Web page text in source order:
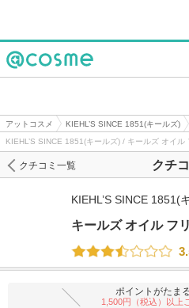
アットコスメ KIEHL’S SINCE 1851(キールズ)
KIEHL’S SINCE 1851(キールズ) / キールズ オイル
クチ
クチコミ一覧
KIEHL’S SINCE 1851(
キールズ オイル フ
ポイントがたま
1,500円（税込）以上